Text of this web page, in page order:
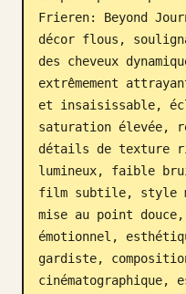
Frieren: Beyond
décor flous,
des cheveux
extrêmement
et insaisissable,
saturation élevée,
détails de texture
lumineux, faible
film subtile, style
mise au point douce,
émotionnel,
gardiste,
cinématographique,